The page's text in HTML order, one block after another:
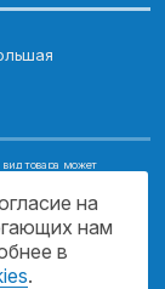
товара может
МОСКОВСКОЙ
на
нам
в
.